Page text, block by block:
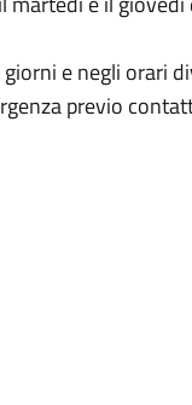
e negli orari
previo